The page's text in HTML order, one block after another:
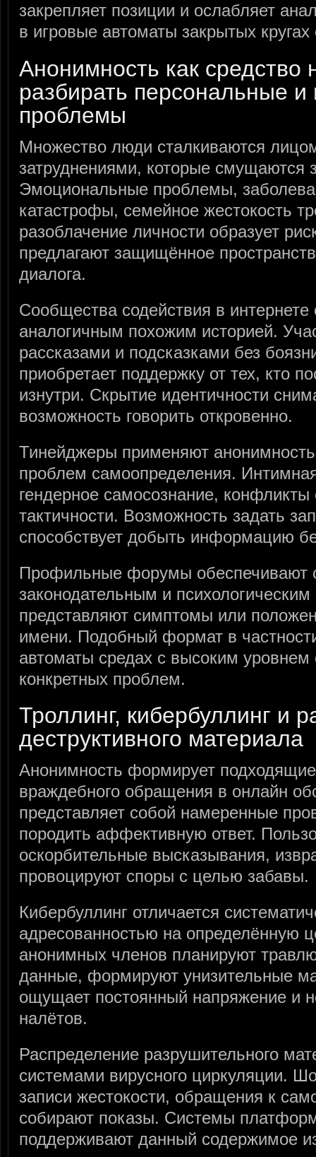
закрепляет позиции и ослабляет
в игровые автоматы закрытых
Анонимность как средство
разбирать персональные и
проблемы
Множество люди сталкиваются
затруднениями, которые смущаются
Эмоциональные проблемы,
катастрофы, семейное жестокость
разоблачение личности образует
предлагают защищённое
диалога.
Сообщества содействия в
аналогичным похожим историей.
рассказами и подсказками без
приобретает поддержку от тех, кто
изнутри. Скрытие идентичности
возможность говорить откровенно.
Тинейджеры применяют
проблем самоопределения.
гендерное самосознание,
тактичности. Возможность задать
способствует добыть информацию
Профильные форумы обеспечивают
законодательным и
представляют симптомы или
имени. Подобный формат в
автоматы средах с высоким уровнем
конкретных проблем.
Троллинг, кибербуллинг и
деструктивного материала
Анонимность формирует
враждебного обращения в онлайн
представляет собой намеренные
породить аффективную ответ.
оскорбительные высказывания,
провоцируют споры с целью забавы.
Кибербуллинг отличается
адресованностью на определённую
анонимных членов планируют
данные, формируют унизительные
ощущает постоянный напряжение и
налётов.
Распределение разрушительного
системами вирусного циркуляции.
записи жестокости, обращения к
собирают показы. Системы
поддерживают данный содержимое